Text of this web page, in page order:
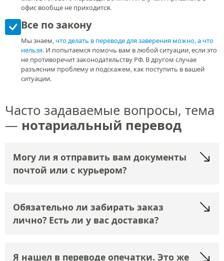
Мы — профи в нотариальном
Дипломированные переводчики
нас такие переводчики есть не только по основным языкам,
но и по редким языкам.
Смело задавайте любые вопросы по нотариальному переводу.
Наши сотрудники с удовольствием помогут и подскажут, как
сделать правильно и не переплатить.